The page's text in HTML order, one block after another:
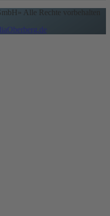
Alle Rechte vorbehalten